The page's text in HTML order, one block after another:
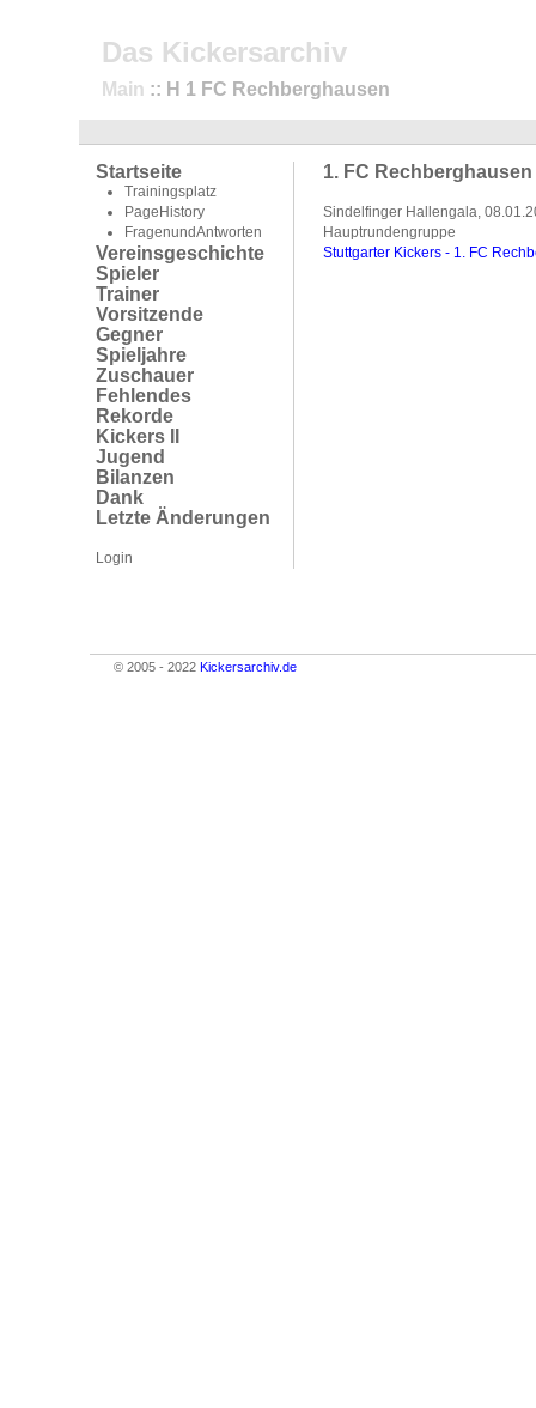
Das Kickersarchiv
Main :: H 1 FC Rechberghausen
Startseite
Trainingsplatz
PageHistory
FragenundAntworten
Vereinsgeschichte
Spieler
Trainer
Vorsitzende
Gegner
Spieljahre
Zuschauer
Fehlendes
Rekorde
Kickers II
Jugend
Bilanzen
Dank
Letzte Änderungen
Login
1. FC Rechberghausen
Sindelfinger Hallengala,
Hauptrundengruppe
Stuttgarter Kickers - 1. FC
© 2005 - 2022 Kickersarchiv.de